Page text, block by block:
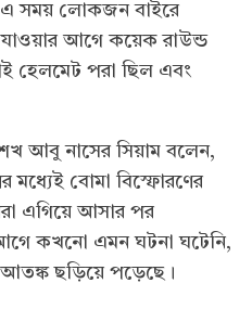
এ সময় লোকজন বাইরে
যাওয়ার আগে কয়েক রাউন্ড
হেলমেট পরা ছিল এবং
আবু নাসের সিয়াম বলেন,
মধ্যেই বোমা বিস্ফোরণের
এগিয়ে আসার পর
আগে কখনো এমন ঘটনা ঘটেনি,
আতঙ্ক ছড়িয়ে পড়েছে।